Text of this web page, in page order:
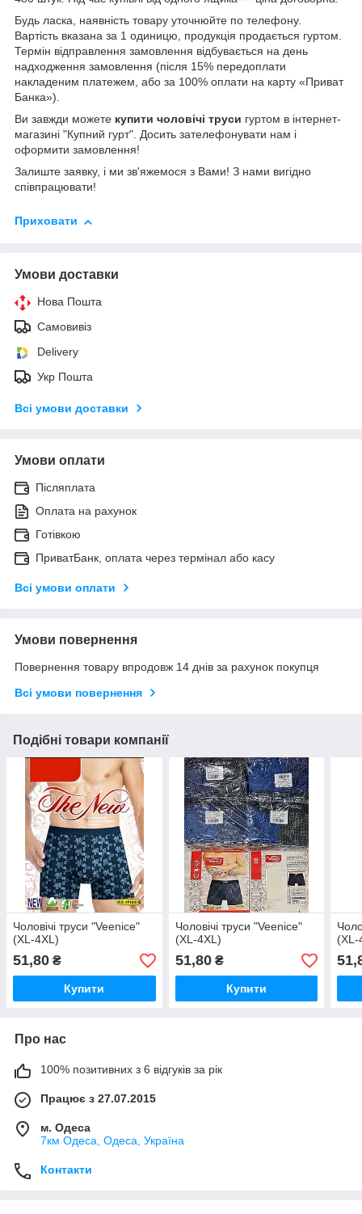
Будь ласка, наявність товару уточнюйте по телефону.
Вартість вказана за 1 одиницю, продукція продається гуртом.
Термін відправлення замовлення відбувається на день
надходження замовлення (після 15% передоплати
накладеним платежем, або за 100% оплати на карту «Приват
Банка»).
Ви завжди можете купити чоловічі труси гуртом в інтернет-
магазині "Купний гурт". Досить зателефонувати нам і
оформити замовлення!
Залиште заявку, і ми зв'яжемося з Вами! З нами вигідно
співпрацювати!
Приховати
Умови доставки
Нова Пошта
Самовивіз
Delivery
Укр Пошта
Всі умови доставки
Умови оплати
Післяплата
Оплата на рахунок
Готівкою
ПриватБанк, оплата через термінал або касу
Всі умови оплати
Умови повернення
Повернення товару впродовж 14 днів за рахунок покупця
Всі умови повернення
Подібні товари компанії
Чоловічі труси "Veenice"
(XL-4XL)
51,80 ₴
Купити
Чоловічі труси "Veenice"
(XL-4XL)
51,80₴
Купити
(XL-
Про нас
100% позитивних з 6 відгуків за рік
Працює з 27.07.2015
м. Одеса
7км Одеса, Одеса, Україна
Контакти